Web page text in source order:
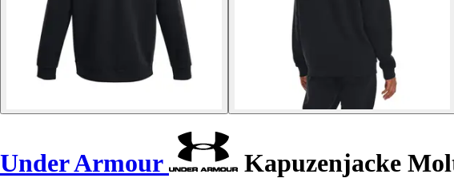
Under Armour Kapuzenjacke